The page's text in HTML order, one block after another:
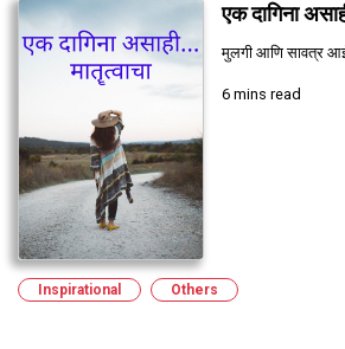
एक दागिना
मुलगी आणि सावत्र
6 mins read
Inspirational Others